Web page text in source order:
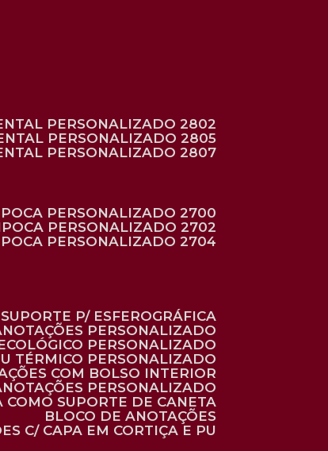
PERSONALIZADO 2802
PERSONALIZADO 2805
PERSONALIZADO 2807
PERSONALIZADO 2700
PERSONALIZADO 2702
PERSONALIZADO 2704
SUPORTE P/ ESFEROGRÁFICA
PERSONALIZADO
ECOLÓGICO PERSONALIZADO
TÉRMICO PERSONALIZADO
COM BOLSO INTERIOR
PERSONALIZADO
COMO SUPORTE DE CANETA
BLOCO DE ANOTAÇÕES
C/ CAPA EM CORTIÇA E PU